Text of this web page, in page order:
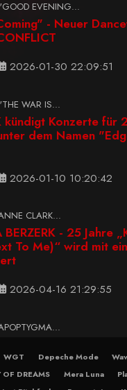
EVENING...
- Neuer
2026-01-30 22:09:51
WAR IS...
kündigt Konzerte für
dem Namen
2026-01-10 10:20:42
CLARK...
- 25 Jahre
To Me)“ wird mit
2026-04-16 21:29:55
WGT Depeche Mode
OF DREAMS Mera Luna